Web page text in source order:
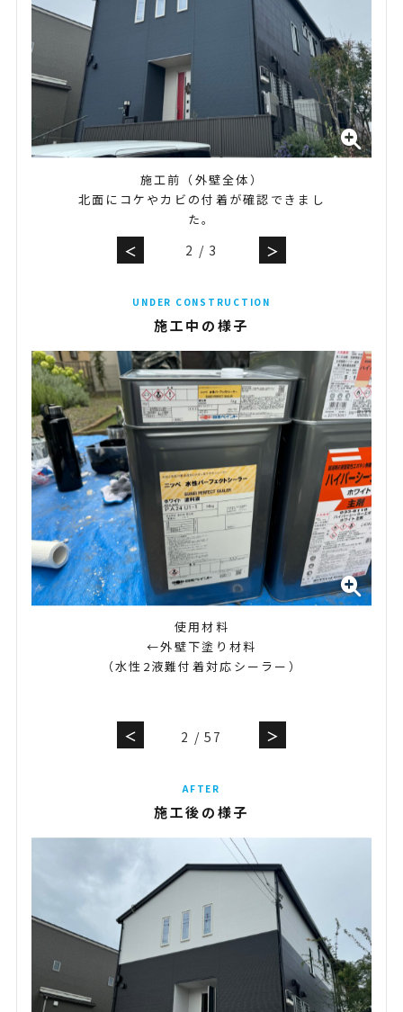
＜
施工前（外壁全体）
北面にコケやカビの付着が確認できまし
た。
＞
2 / 3
UNDER CONSTRUCTION
施工中の様子
＜
使用材料
←外壁下塗り材料
（水性2液難付着対応シーラー）
＞
2 /57
AFTER
施工後の様子